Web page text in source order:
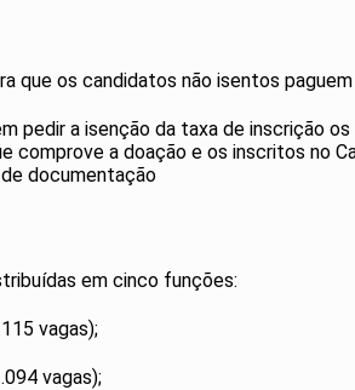
que os candidatos não isentos
pedir a isenção da taxa de inscrição
comprove a doação e os inscritos no
documentação
em cinco funções:
vagas);
vagas);